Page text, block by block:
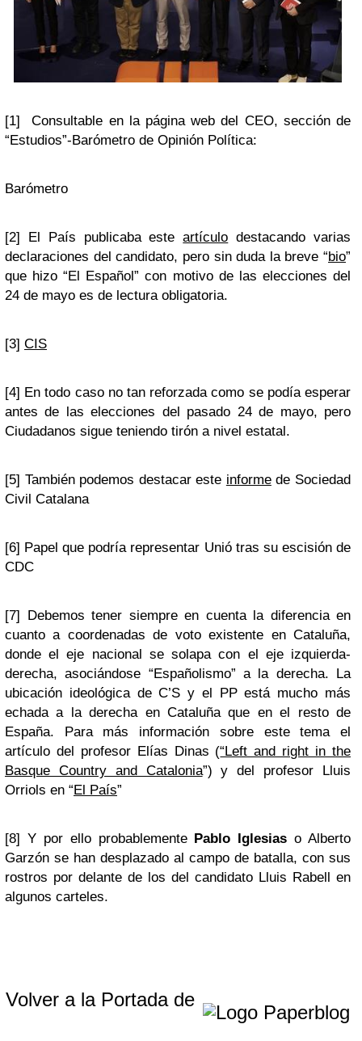
[1] Consultable en la página web del CEO, sección de
“Estudios”-Barómetro de Opinión Política:
Barómetro
[2] El País publicaba esteartículo destacando varias
declaraciones del candidato, pero sin duda la breve “bio”
que hizo “El Español” con motivo de las elecciones del
24 de mayo es de lectura obligatoria.
[3] CIS
[4] En todo caso no tan reforzada como se podía esperar
antes de las elecciones del pasado 24 de mayo, pero
Ciudadanos sigue teniendo tirón a nivel estatal.
[5] También podemos destacar este informede Sociedad
Civil Catalana
[6] Papel que podría representar Unió tras su escisión de
CDC
[7] Debemos tener siempre en cuenta la diferencia en
cuanto a coordenadas de voto existente en Cataluña,
donde el eje nacional se solapa con el eje izquierda-
derecha, asociándose “Españolismo” a la derecha. La
ubicación ideológica de C’S y el PP está mucho más
echada a la derecha en Cataluña que en el resto de
España. Para más información sobre este tema el
artículo del profesor Elías Dinas (“Left and right in the
Basque Country and Catalonia”) y del profesor Lluis
Orriols en “El País”
[8] Y por ello probablemente Pablo Iglesias o Alberto
Garzón se han desplazado al campo de batalla, con sus
rostros por delante de los del candidato Lluis Rabell en
algunos carteles.
Volver a la Portada de